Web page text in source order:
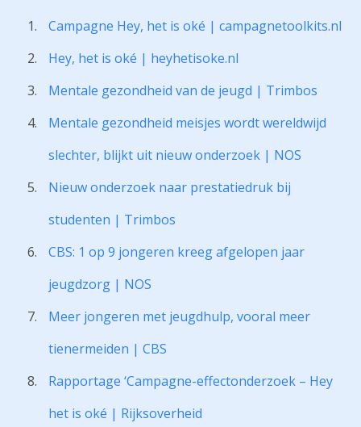
Campagne Hey, het is oké | campagnetoolkits.nl
Hey, het is oké | heyhetisoke.nl
Mentale gezondheid van de jeugd | Trimbos
Mentale gezondheid meisjes wordt wereldwijd
slechter, blijkt uit nieuw onderzoek | NOS
Nieuw onderzoek naar prestatiedruk bij
studenten | Trimbos
CBS: 1 op 9 jongeren kreeg afgelopen jaar
jeugdzorg | NOS
Meer jongeren met jeugdhulp, vooral meer
tienermeiden | CBS
Rapportage ‘Campagne-effectonderzoek – Hey
het is oké | Rijksoverheid